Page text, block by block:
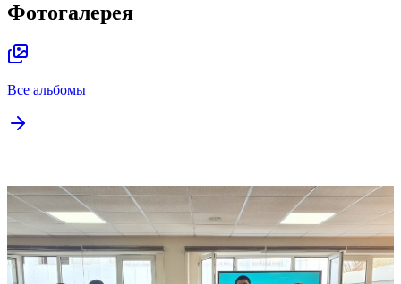
Фотогалерея
Все альбомы